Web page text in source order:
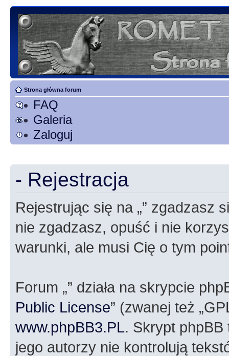
Strona główna forum
FAQ
Galeria
Zaloguj
- Rejestracja
Rejestrując się na „” zgadzasz
nie zgadzasz, opuść i nie
warunki, ale musi Cię o tym
Forum „” działa na skrypcie
Public License” (zwanej też
www.phpBB3.PL. Skrypt phpBB
jego autorzy nie kontrolują